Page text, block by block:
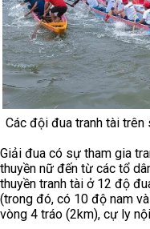
Các đội đua tranh tài trên
Giải đua có sự tham gia
thuyền nữ đến từ các tổ
thuyền tranh tài ở 12 độ
(trong đó, có 10 độ nam
vòng 4 tráo (2km), cự ly